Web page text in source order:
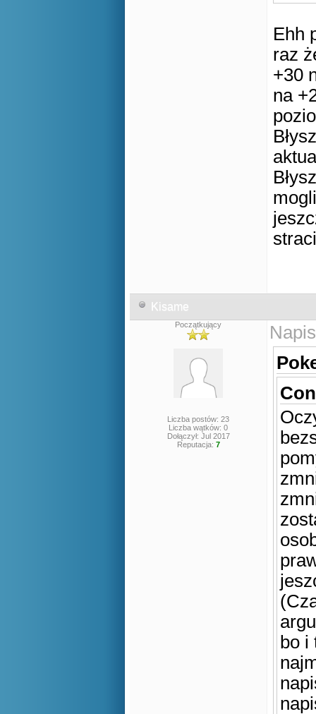
Ehh
raz
+30
na
Kisame
Początkujący
Liczba postów: 23
Liczba wątków: 0
Dołączył: Jul 2017
Reputacja: 7
bo i